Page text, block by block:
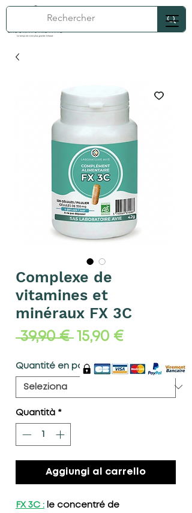
Complexe de
vitamines et
minéraux FX 3C
39,90 € Prezzo
15,90 €Prezzo
Quantité en pot
Quantità *
Aggiungi al carrello
FX 3C : le concentré de